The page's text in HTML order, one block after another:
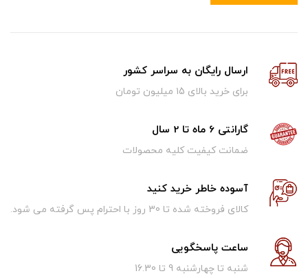
ارسال رایگان به سراسر کشور
برای خرید بالای ۱5 میلیون تومان
گارانتی 6 ماه تا 2 سال
ضمانت کیفیت کلیه محصولات
آسوده خاطر خرید کنید
کالای فروخته شده تا 30 روز با احترام پس گرفته می شود.
ساعت پاسخگویی
شنبه تا چهارشنبه 9 تا 16.30